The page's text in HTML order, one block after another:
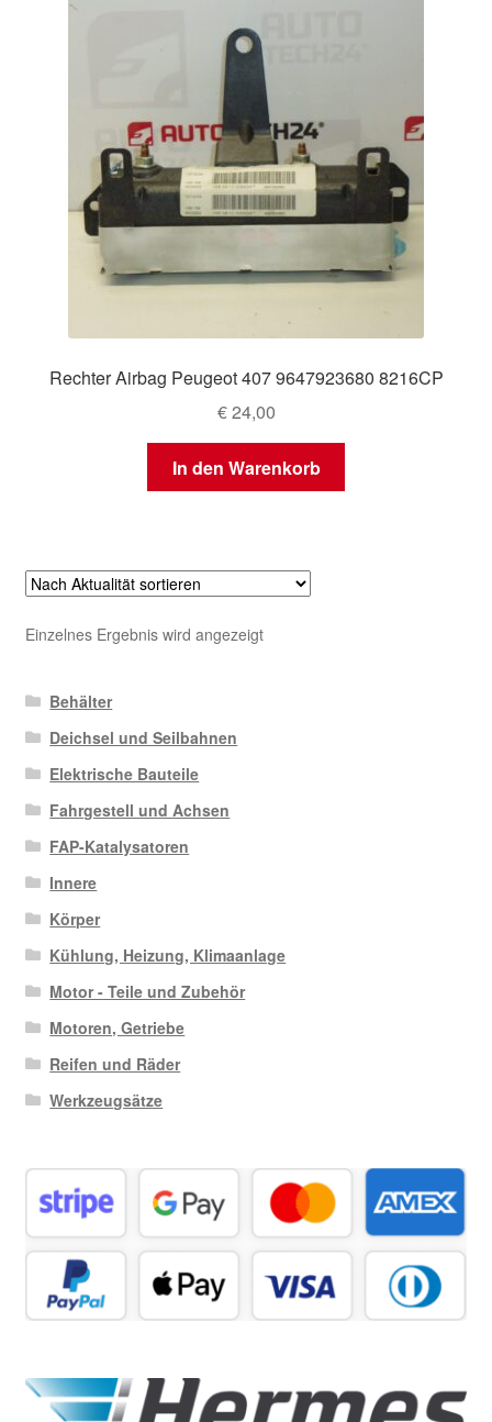
Rechter Airbag Peugeot 407 9647923680 8216CP
€24,00
In den Warenkorb
Einzelnes Ergebnis wird angezeigt
Behälter
Deichsel und Seilbahnen
Elektrische Bauteile
Fahrgestell und Achsen
FAP-Katalysatoren
Innere
Körper
Kühlung, Heizung, Klimaanlage
Motor - Teile und Zubehör
Motoren, Getriebe
Reifen und Räder
Werkzeugsätze